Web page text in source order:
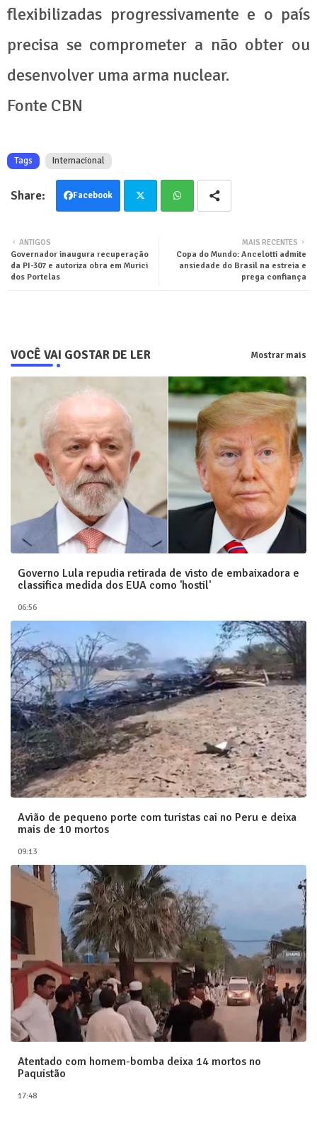
flexibilizadas progressivamente e o país
precisa se comprometer a não obter ou
desenvolver uma arma nuclear.
Fonte CBN
Tags Internacional
Facebook
ter tsa
MAIS RECENTES
Copa do Mundo: Ancelotti admite
ansiedade do Brasil na estreia e
prega confiança
ANTIGOS
Governador inaugura recuperação
da PI-307 e autoriza obra em Murici
dos Portelas
VOCÊ VAI GOSTAR DE LER Mostrar mais
Governo Lula repudia retirada de visto de embaixadora e
classifica medida dos EUA como 'hostil'
06:56
Avião de pequeno porte com turistas cai no Peru e deixa
mais de 10 mortos
09:13
Atentado com homem-bomba deixa 14 mortos no
Paquistão
17:48